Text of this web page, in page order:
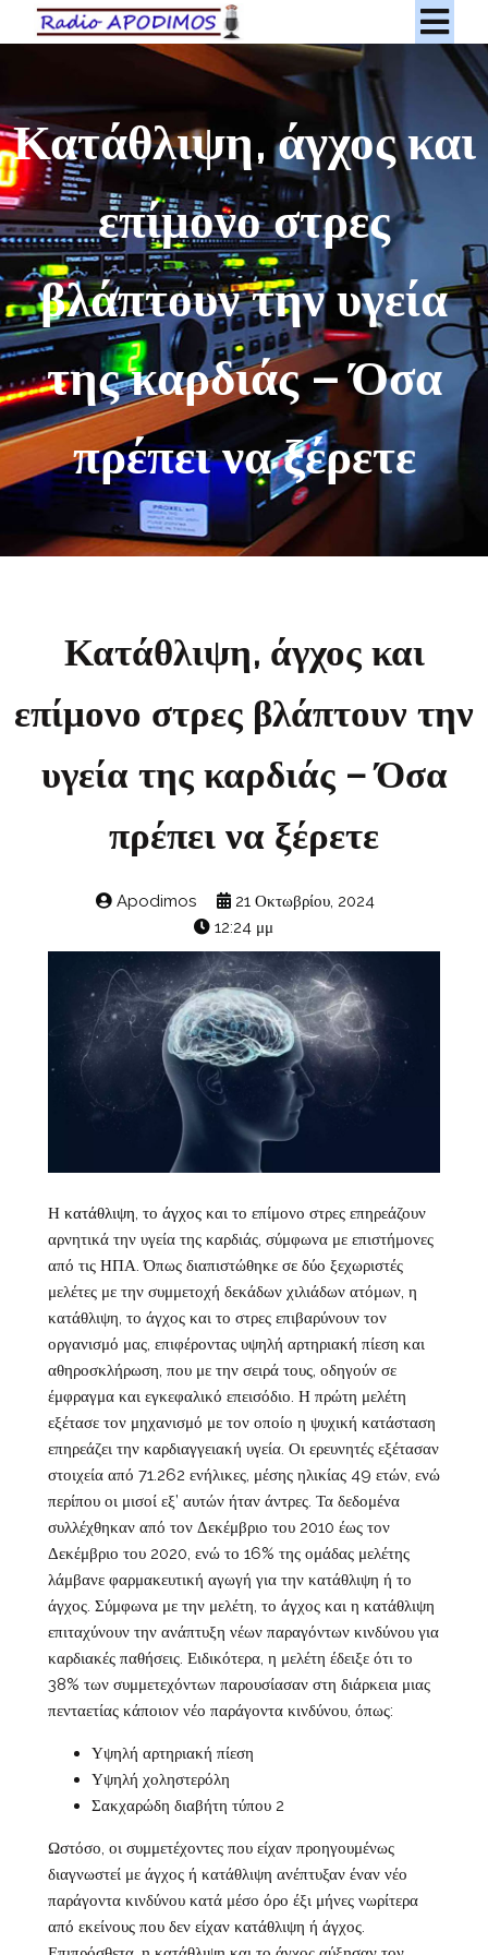
Κατάθλιψη, άγχος και
επίμονο στρες
βλάπτουν την υγεία
της καρδιάς – Όσα
πρέπει να ξέρετε
Κατάθλιψη, άγχος και
επίμονο στρες βλάπτουν την
υγεία της καρδιάς – Όσα
πρέπει να ξέρετε
Apodimos
21 Οκτωβρίου, 2024
12:24 μμ
Η κατάθλιψη , το άγχοςκαι το επίμονο στρες επηρεάζουν
αρνητικά την υγεία της καρδιάς, σύμφωνα με επιστήμονες
από τις ΗΠΑ. Όπως διαπιστώθηκε σε δύο ξεχωριστές
μελέτες με την συμμετοχή δεκάδων χιλιάδων ατόμων, η
κατάθλιψη, το άγχος και το στρες επιβαρύνουν τον
οργανισμό μας, επιφέροντας υψηλή αρτηριακή πίεση και
αθηροσκλήρωση, που με την σειρά τους, οδηγούν σε
έμφραγμα και εγκεφαλικό επεισόδιο. Η πρώτη μελέτη
εξέτασε τον μηχανισμό με τον οποίο η ψυχική κατάσταση
επηρεάζει την καρδιαγγειακή υγεία. Οι ερευνητές εξέτασαν
στοιχεία από 71.262 ενήλικες, μέσης ηλικίας 49 ετών, ενώ
περίπου οι μισοί εξ’ αυτών ήταν άντρες. Τα δεδομένα
συλλέχθηκαν από τον Δεκέμβριο του 2010 έως τον
Δεκέμβριο του 2020, ενώ το 16% της ομάδας μελέτης
λάμβανε φαρμακευτική αγωγή για την κατάθλιψη ή το
άγχος. Σύμφωνα με την μελέτη, το άγχος και η κατάθλιψη
επιταχύνουν την ανάπτυξη νέων παραγόντων κινδύνου για
καρδιακές παθήσεις. Ειδικότερα, η μελέτη έδειξε ότι το
38% των συμμετεχόντων παρουσίασαν στη διάρκεια μιας
πενταετίας κάποιον νέο παράγοντα κινδύνου, όπως:
Υψηλή αρτηριακή πίεση
Υψηλή χοληστερόλη
Σακχαρώδη διαβήτη τύπου 2
Ωστόσο, οι συμμετέχοντες που είχαν προηγουμένως
διαγνωστεί με άγχος ή κατάθλιψη ανέπτυξαν έναν νέο
παράγοντα κινδύνου κατά μέσο όρο έξι μήνες νωρίτερα
από εκείνους που δεν είχαν κατάθλιψη ή άγχος.